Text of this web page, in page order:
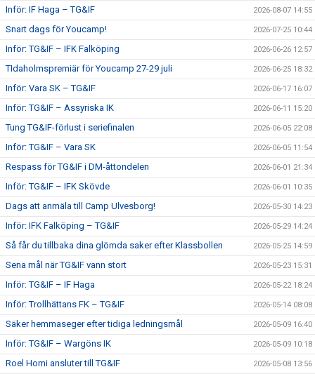
Inför: IF Haga – TG&IF 2026-08-07 14:55
Snart dags för Youcamp! 2026-07-25 10:44
Inför: TG&IF – IFK Falköping 2026-06-26 12:57
TIdaholmspremiär för Youcamp 27-29 juli 2026-06-25 18:32
Inför: Vara SK – TG&IF 2026-06-17 16:07
Inför: TG&IF – Assyriska IK 2026-06-11 15:20
Tung TG&IF-förlust i seriefinalen 2026-06-05 22:08
Inför: TG&IF – Vara SK 2026-06-05 11:54
Respass för TG&IF i DM-åttondelen 2026-06-01 21:34
Inför: TG&IF – IFK Skövde 2026-06-01 10:35
Dags att anmäla till Camp Ulvesborg! 2026-05-30 14:23
Inför: IFK Falköping – TG&IF 2026-05-29 14:24
Så får du tillbaka dina glömda saker efter Klassbollen 2026-05-25 14:59
Sena mål när TG&IF vann stort 2026-05-23 15:31
Inför: TG&IF – IF Haga 2026-05-22 18:24
Inför: Trollhättans FK – TG&IF 2026-05-14 08:08
Säker hemmaseger efter tidiga ledningsmål 2026-05-09 16:40
Inför: TG&IF – Wargöns IK 2026-05-09 10:18
Roel Homi ansluter till TG&IF 2026-05-08 13:56